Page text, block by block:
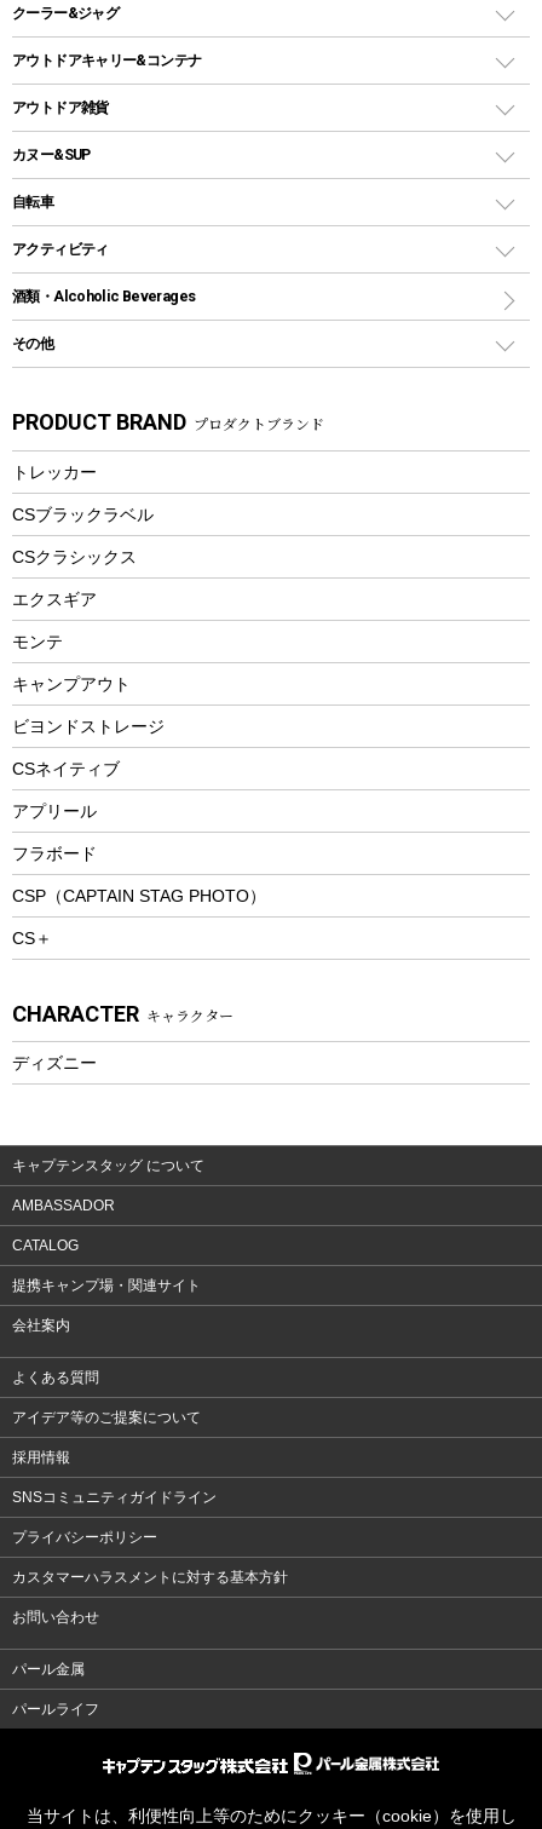
自立式タープ
パラソル
テントアクセサリー
ペグ
ポール
グランドシート
ツール
ヘッドライト
キャンドル
ガストーチ、ライター
卓上タイプグリル
パーティータイプグリル
ソロキャンプ用グリル
鉄板、アミ
焚き火台&ストーブ
火起こし
バーベキューツール
ホットサンドメーカー
クッカーセット
シェラカップ
クッキングツール
ナイフ
カトラリー
マグカップ、カップ
ステンレスボトル
フードボトル
トレー
ランチョンマット
ランチボックス
ステンレスボトル
コップ付きタイプ
ワンタッチタイプ
プラスチックボトル
ディズニーボトル
クーラー&ジャグ
クーラーボックス
クーラーバッグ
ウォータージャグ
保冷剤
アウトドアキャリー&コンテナ
アウトドアキャリー
アウトドア雑貨
バックパック&バッグ
リュック、バックパック
トートバッグ、サコッシュ
ショッピングキャリー
その他アウトドア雑貨
スプレー関係
ツール、他
カヌー&SUP
インフレータブル
カヤック
パドル
ヘルメット
エアーポンプ
アクセサリー
自転車
折りたたみ自転車
スポーツサイクル
シティサイクル
自転車ウェア
アクティビティ
マリン
ラッシュガード
パラソル
フローティングベスト
エアーポンプ
ビーチテント
ウィンター
スノーシュー
防寒ウェア
トレッキング
トレッキングステッキ
トレッキングアクセサリー
プレイグッズ
ウェルネス
ウェア、タオル
ウェア
酒類・Alcoholic Beverages
その他
湯たんぽ
防災用品
PRODUCT BRAND プロダクトブランド
トレッカー
CSブラックラベル
CSクラシックス
エクスギア
モンテ
キャンプアウト
ビヨンドストレージ
CSネイティブ
アプリール
フラボード
CSP（CAPTAIN STAG PHOTO）
CS＋
CHARACTER キャラクター
ディズニー
キャプテンスタッグ について
AMBASSADOR
CATALOG
提携キャンプ場・関連サイト
会社案内
よくある質問
アイデア等のご提案について
採用情報
SNSコミュニティガイドライン
プライバシーポリシー
カスタマーハラスメントに対する基本方針
お問い合わせ
パール金属
パールライフ
当サイトは、利便性向上等のためにクッキー（cookie）を使用し